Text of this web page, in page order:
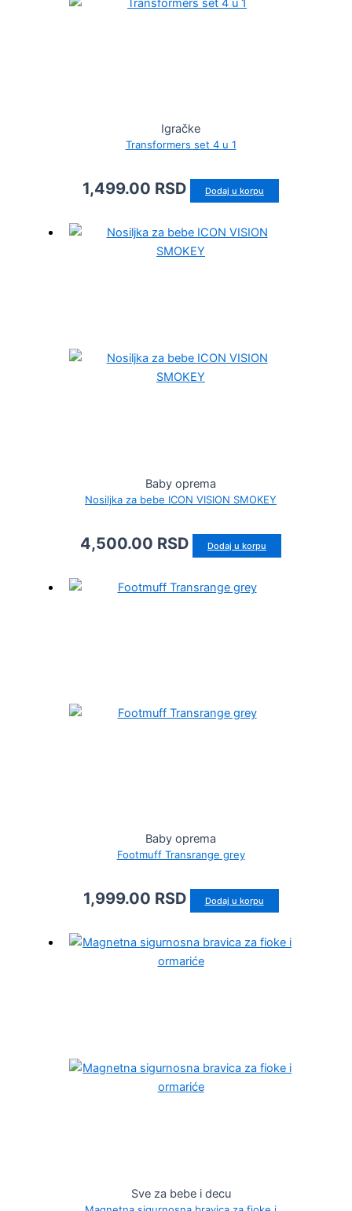
Igračke
Transformers set 4 u 1
1,499.00 RSD Dodaj u korpu
Baby oprema
Nosiljka za bebe ICON VISION SMOKEY
4,500.00 RSD Dodaj u korpu
Baby oprema
Footmuff Transrange grey
1,999.00 RSD Dodaj u korpu
Sve za bebe i decu